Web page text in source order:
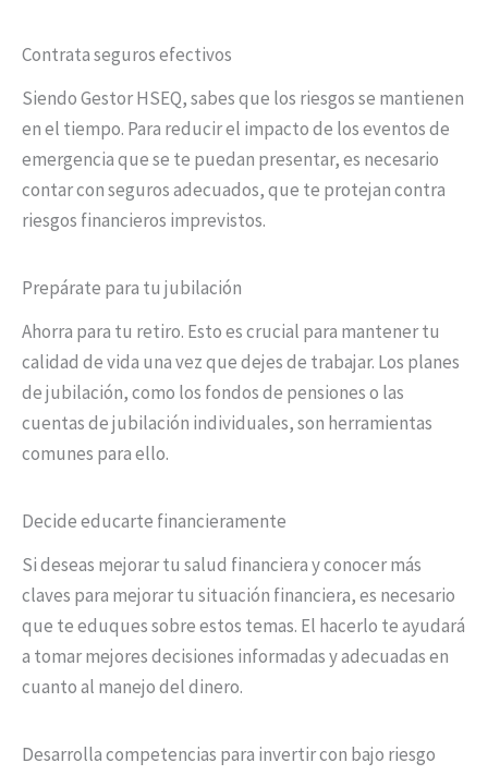
Contrata seguros efectivos
Siendo Gestor HSEQ, sabes que los riesgos se mantienen
en el tiempo. Para reducir el impacto de los eventos de
emergencia que se te puedan presentar, es necesario
contar con seguros adecuados, que te protejan contra
riesgos financieros imprevistos.
Prepárate para tu jubilación
Ahorra para tu retiro. Esto es crucial para mantener tu
calidad de vida una vez que dejes de trabajar. Los planes
de jubilación, como los fondos de pensiones o las
cuentas de jubilación individuales, son herramientas
comunes para ello.
Decide educarte financieramente
Si deseas mejorar tu salud financiera y conocer más
claves para mejorar tu situación financiera, es necesario
que te eduques sobre estos temas. El hacerlo te ayudará
a tomar mejores decisiones informadas y adecuadas en
cuanto al manejo del dinero.
Desarrolla competencias para invertir con bajo riesgo